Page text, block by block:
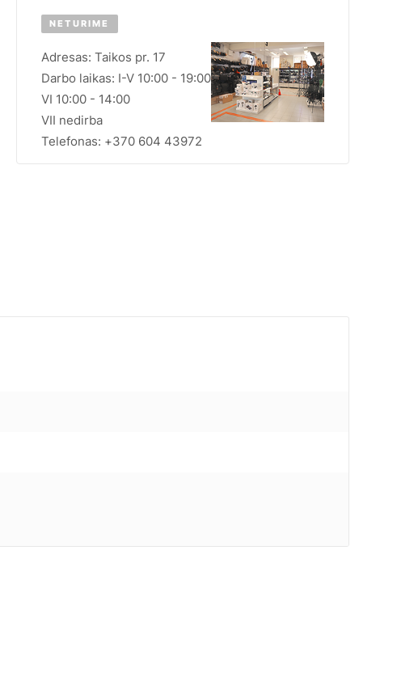
NETURIME
Adresas: Taikos pr. 17
Darbo laikas: I-V 10:00 - 19:00
VI 10:00 - 14:00
VII nedirba
Telefonas: +370 604 43972